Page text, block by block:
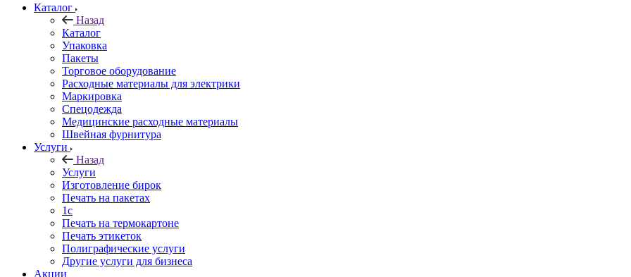
Каталог
Назад
Каталог
Упаковка
Пакеты
Торговое оборудование
Расходные материалы для электрики
Маркировка
Спецодежда
Медицинские расходные материалы
Швейная фурнитура
Услуги
Назад
Услуги
Изготовление бирок
Печать на пакетах
1c
Печать на термокартоне
Печать этикеток
Полиграфические услуги
Другие услуги для бизнеса
Акции